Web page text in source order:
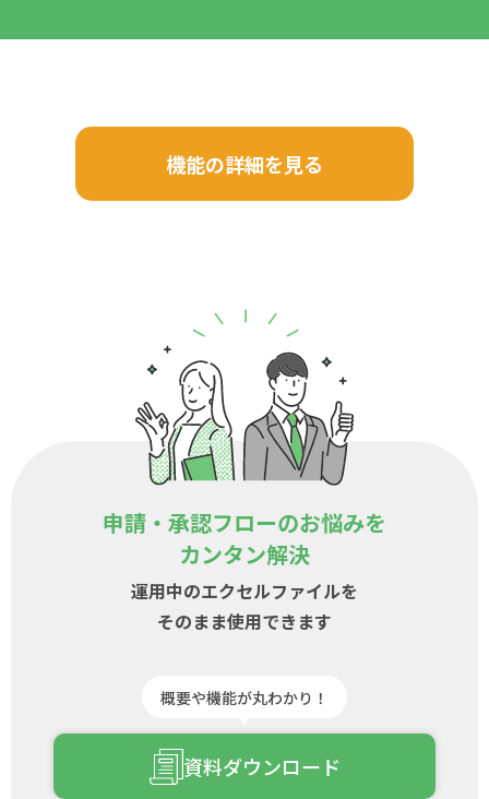
機能の詳細を見る
申請・承認フローのお悩みを
カンタン解決
運用中のエクセルファイルを
そのまま使用できます
概要や機能が丸わかり！
資料ダウンロード